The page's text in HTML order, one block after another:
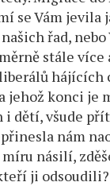
se Vám jevila
řad, nebo
stále více
hájících
jehož konci je
i dětí, všude
nám
násilí,
ji odsoudili?